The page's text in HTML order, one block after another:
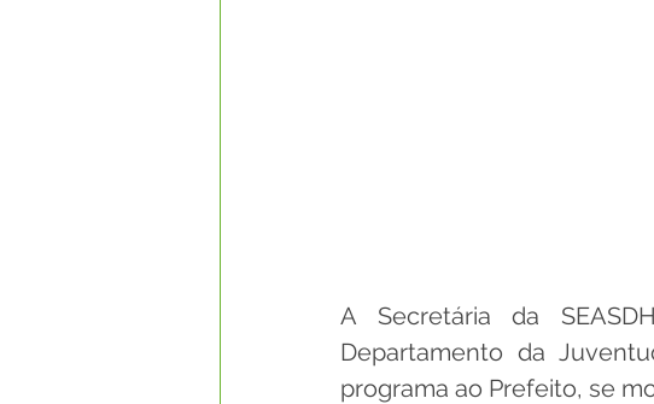
A Secretária da
Departamento da
programa ao Prefeito, se